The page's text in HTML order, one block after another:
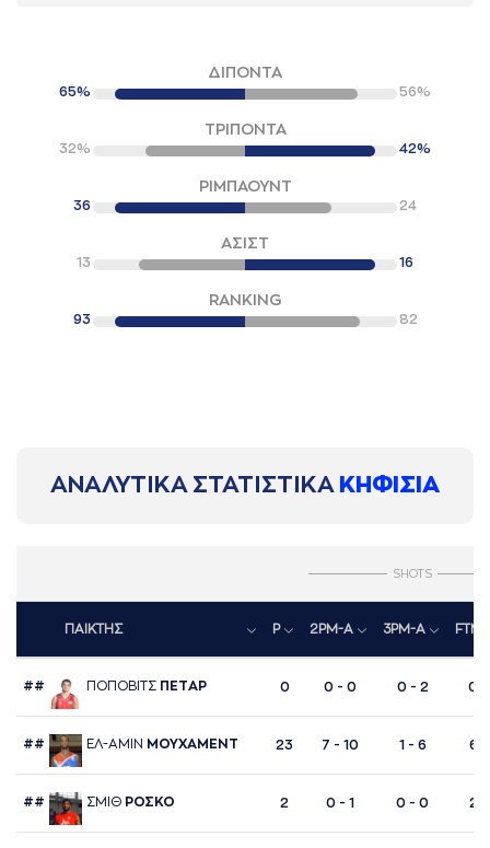
ΔΙΠΟΝΤΑ
65% 56%
ΤΡΙΠΟΝΤΑ
32% 42%
ΡΙΜΠΑΟΥΝΤ
36 24
ΑΣΙΣΤ
13 16
RANKING
93 82
ΑΝΑΛΥΤΙΚΑ ΣΤΑΤΙΣΤΙΚΑ ΚΗΦΙΣΙΑ
SHOTS
ΠΑΙΚΤΗΣ P 2PM-A 3PM-A
## ΠΟΠΟΒΙΤΣ ΠΕΤAΡ 0 0 - 0 0 - 2 0 -
## ΕΛ-AΜΙΝ ΜΟΥΧAΜΕΝΤ 23 7 - 10 1 - 6 6 -
## ΣΜΙΘ ΡΟΣΚΟ 2 0 - 1 0 - 0 2 -